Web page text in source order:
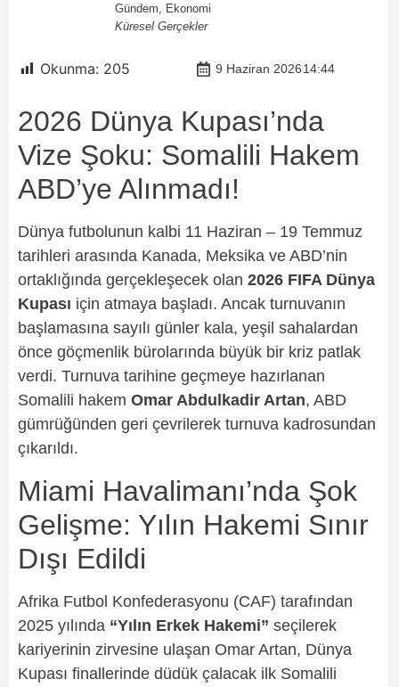
Gündem, Ekonomi
Küresel Gerçekler
Okunma: 205 9 Haziran 202614:44
2026 Dünya Kupası’nda
Vize Şoku: Somalili Hakem
ABD’ye Alınmadı!
Dünya futbolunun kalbi 11 Haziran – 19 Temmuz
tarihleri arasında Kanada, Meksika ve ABD’nin
ortaklığında gerçekleşecek olan 2026 FIFA Dünya
Kupası için atmaya başladı. Ancak turnuvanın
başlamasına sayılı günler kala, yeşil sahalardan
önce göçmenlik bürolarında büyük bir kriz patlak
verdi. Turnuva tarihine geçmeye hazırlanan
Somalili hakem Omar Abdulkadir Artan, ABD
gümrüğünden geri çevrilerek turnuva kadrosundan
çıkarıldı.
Miami Havalimanı’nda Şok
Gelişme: Yılın Hakemi Sınır
Dışı Edildi
Afrika Futbol Konfederasyonu (CAF) tarafından
2025 yılında “Yılın Erkek Hakemi” seçilerek
kariyerinin zirvesine ulaşan Omar Artan, Dünya
Kupası finallerinde düdük çalacak ilk Somalili